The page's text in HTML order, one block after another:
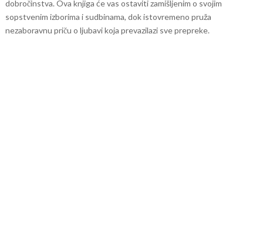
dobročinstva. Ova knjiga će vas ostaviti zamišljenim o svojim
sopstvenim izborima i sudbinama, dok istovremeno pruža
nezaboravnu priču o ljubavi koja prevazilazi sve prepreke.